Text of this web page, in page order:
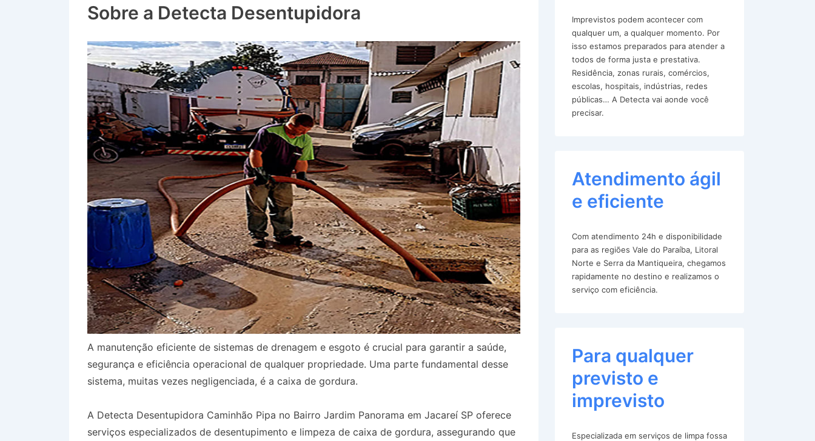
Sobre a Detecta Desentupidora
A manutenção eficiente de sistemas de drenagem e esgoto é crucial para garantir a saúde,
segurança e eficiência operacional de qualquer propriedade. Uma parte fundamental desse
sistema, muitas vezes negligenciada, é a caixa de gordura.
A Detecta Desentupidora Caminhão Pipa no Bairro Jardim Panorama em Jacareí SP oferece
serviços especializados de desentupimento e limpeza de caixa de gordura, assegurando que
Imprevistos podem acontecer com
qualquer um, a qualquer momento. Por
isso estamos preparados para atender a
todos de forma justa e prestativa.
Residência, zonas rurais, comércios,
escolas, hospitais, indústrias, redes
públicas… A Detecta vai aonde você
precisar.
Atendimento ágil
e eficiente
Com atendimento 24h e disponibilidade
para as regiões Vale do Paraíba, Litoral
Norte e Serra da Mantiqueira, chegamos
rapidamente no destino e realizamos o
serviço com eficiência.
Para qualquer
previsto e
imprevisto
Especializada em serviços de limpa fossa